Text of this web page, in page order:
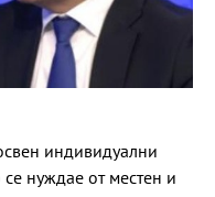
индивидуални
нуждае от местен и